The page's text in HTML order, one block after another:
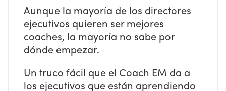
Aunque la mayoría de los directores
ejecutivos quieren ser mejores
coaches, la mayoría no sabe por
dónde empezar.
Un truco fácil que el Coach EM da a
los ejecutivos que están aprendiendo